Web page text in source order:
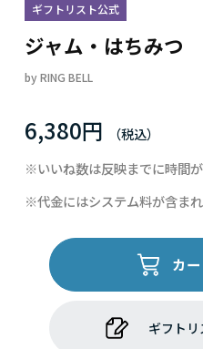
ギフトリスト公式
ジャム・はちみつ
byRING BELL
6,380円
※いいね数は反映までに時間
※代金にはシステム料が含ま
カ
ギフト